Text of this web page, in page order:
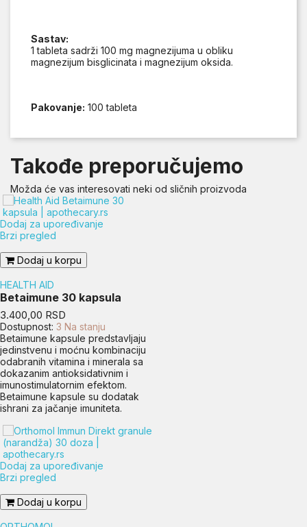
Sastav:
1 tableta sadrži 100 mg magnezijuma u obliku
magnezijum bisglicinata i magnezijum oksida.
Pakovanje: 100 tableta
Takođe preporučujemo
Možda će vas interesovati neki od sličnih proizvoda
Dodaj za upoređivanje
Brzi pregled
Dodaj u korpu
HEALTH AID
Betaimune 30 kapsula
Cena
3.400,00 RSD
Dostupnost: 3 Na stanju
Betaimune kapsule predstavljaju
jedinstvenu i moćnu kombinaciju
odabranih vitamina i minerala sa
dokazanim antioksidativnim i
imunostimulatornim efektom.
Betaimune kapsule su dodatak
ishrani za jačanje imuniteta.
Dodaj za upoređivanje
Brzi pregled
Dodaj u korpu